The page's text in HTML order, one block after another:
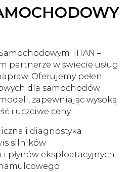
TITAN –
partnerze w świecie usług
Oferujemy pełen
dla samochodów
zapewniając wysoką
i uczciwe ceny.
i diagnostyka
silników
płynów eksploatacyjnych